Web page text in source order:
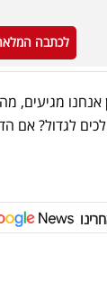
לכתבה
מגיעים,
לגדול? אם